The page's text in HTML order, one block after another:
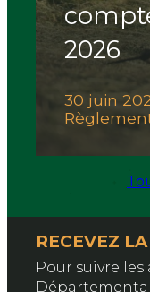
2026
30 juin
RECEVEZ
Pour suivre